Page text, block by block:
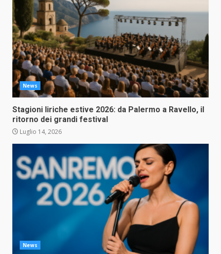
News
Stagioni liriche estive 2026: da Palermo a Ravello, il
ritorno dei grandi festival
Luglio 14, 2026
News